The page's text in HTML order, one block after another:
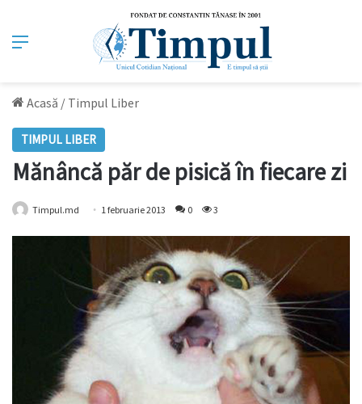
Meniu
Acasă / Timpul Liber
TIMPUL LIBER
Mănâncă păr de pisică în fiecare zi
Timpul.md 1 februarie 2013 0 3